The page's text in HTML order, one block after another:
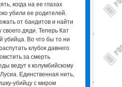
когда на ее глазах
убили ее родителей.
от бандитов и найти
дяди. Теперь Кат
убийца. Во что бы то ни
клубок давнего
за смерть
ведут к колумбийскому
Единственная нить,
убийцу с миром